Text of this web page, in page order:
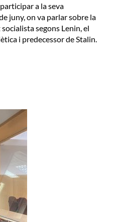
a la seva
juny, on va parlar sobre la
socialista segons Lenin, el
i predecessor de Stalin.